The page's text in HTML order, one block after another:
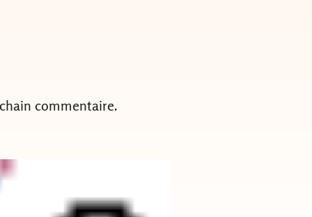
commentaire.